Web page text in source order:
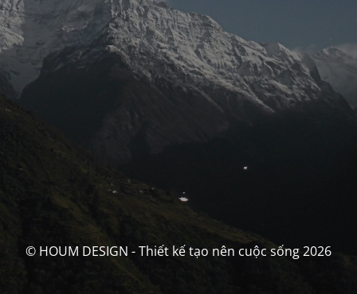
© HOUM DESIGN - Thiết kế tạo nên cuộc sống 2026